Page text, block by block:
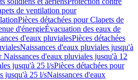
de ventilation pour
Pièces détachées pour Clapets de
d'énergieÉvacuation des eaux de
d'eaux pluvialesPièces détachées
Naissances d'eaux pluviales jusqu'à
Naissances d'eaux pluviales jusqu'à 12
jusqu'à 25 l/sPièces détachées pour
jusqu'à 25 l/sNaissances d'eaux